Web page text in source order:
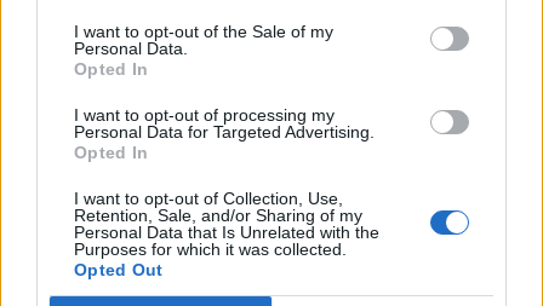
I want to opt-out of the Sale of my
Personal Data.
Opted In
I want to opt-out of processing my
Personal Data for Targeted Advertising.
Opted In
I want to opt-out of Collection, Use,
Retention, Sale, and/or Sharing of my
Personal Data that Is Unrelated with the
Purposes for which it was collected.
Opted Out
Τελευταία Νέα
9 πράγματα που δεν πρέπει να
27 Φεβρουαρίου 2026
Πάνω από 100 μωρά έχουν
γεννηθεί μέσω εξωσωματικής, με
την υποστήριξη της Be-Live